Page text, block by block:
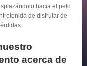
hacia el pelo
de disfrutar de
acerca de